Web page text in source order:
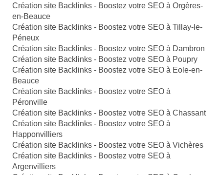
Création site Backlinks - Boostez votre SEO à Orgères-
en-Beauce
Création site Backlinks - Boostez votre SEO à Tillay-le-
Péneux
Création site Backlinks - Boostez votre SEO à Dambron
Création site Backlinks - Boostez votre SEO à Poupry
Création site Backlinks - Boostez votre SEO à Eole-en-
Beauce
Création site Backlinks - Boostez votre SEO à
Péronville
Création site Backlinks - Boostez votre SEO à Chassant
Création site Backlinks - Boostez votre SEO à
Happonvilliers
Création site Backlinks - Boostez votre SEO à Vichères
Création site Backlinks - Boostez votre SEO à
Argenvilliers